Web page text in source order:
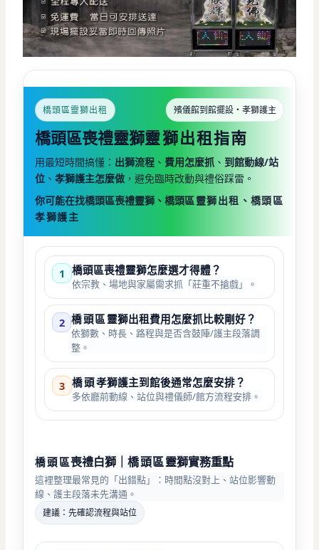
橋頭區靈獅出租 殯儀館到館擺設・孝獅護主
橋頭區喪禮靈獅靈獅出租指南
用最短時間搞懂： 出獅流程 、 費用怎麼抓 、 到館動線/站
位 、孝獅護主怎麼做 ，避免臨時改動與禮俗踩雷。
你可能在找橋頭區喪禮靈獅、橋頭區靈獅出租、橋頭區
孝獅護主
1 橋頭區喪禮靈獅怎麼選才得體？
依宗教、場地與家屬需求抓「莊重不搶戲」。
2 橋頭區靈獅出租費用怎麼抓比較剛好？
依獅數、時長、路程與是否含鼓陣/護主段落調
整。
3 橋頭孝獅護主到館後通常怎麼安排？
多依廳前動線、站位與禮儀師/館方流程安排。
橋頭區喪禮白獅 ｜橋頭區靈獅實務重點
這裡整理最常見的「出錯點」：時間點沒對上、站位影響動
線、護主段落未先溝通。
建議：先確認流程與站位